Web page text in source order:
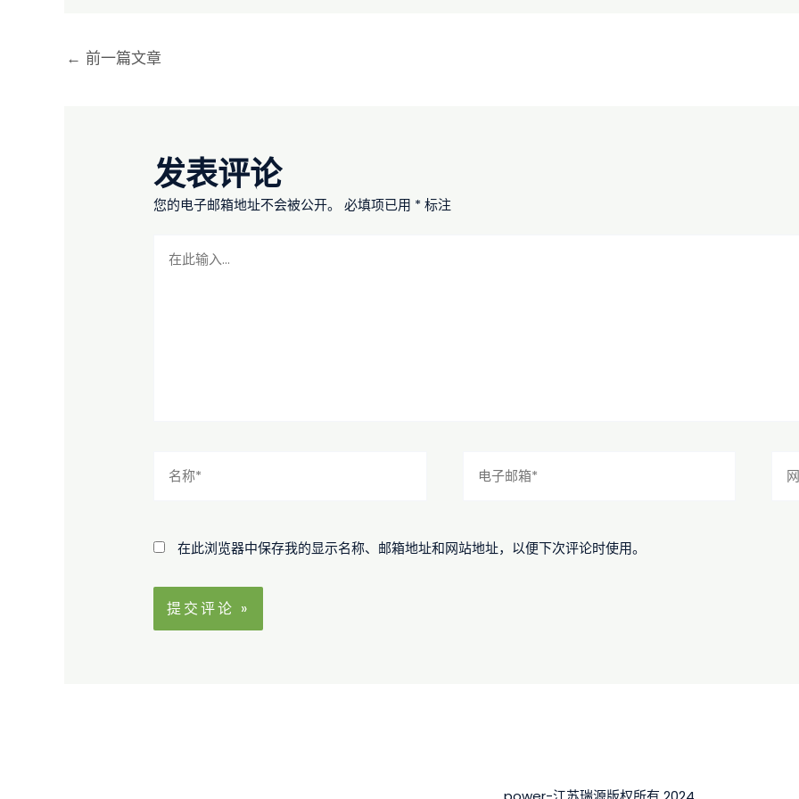
← 前一篇文章
发表评论
您的电子邮箱地址不会被公开。 必填项已用 *标注
*
在此浏览器中保存我的显示名称、邮箱地址和网站地址，以便下次评论时使用。